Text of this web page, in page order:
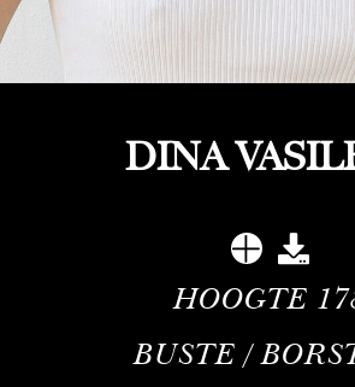
DINA
HOOGTE
BUSTE /